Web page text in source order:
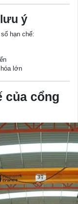
ý
hạn chế:
lớn
của cổng